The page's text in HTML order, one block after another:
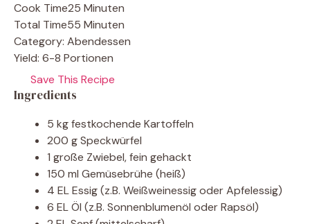
Cook Time25 Minuten
Total Time55 Minuten
Category: Abendessen
Yield: 6-8 Portionen
Save This Recipe
Ingredients
5 kg festkochende Kartoffeln
200 g Speckwürfel
1 große Zwiebel, fein gehackt
150 ml Gemüsebrühe (heiß)
4 EL Essig (z.B. Weißweinessig oder Apfelessig)
6 EL Öl (z.B. Sonnenblumenöl oder Rapsöl)